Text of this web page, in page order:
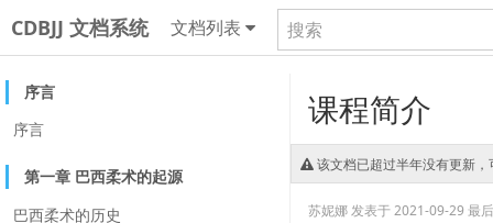
CDBJJ 文档系统 文档列表
序言
序言
第一章 巴西柔术的起源
巴西柔术的历史
课程简介
该文档已超过半年没有更新，
苏妮娜发表于 2021-09-29 最